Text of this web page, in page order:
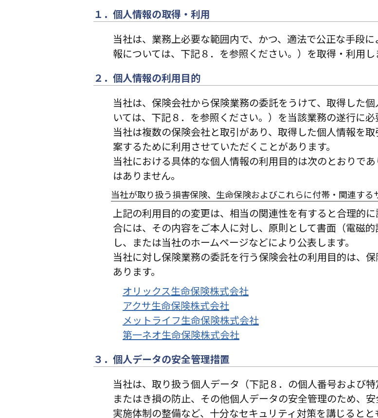
１．個人情報の取得・利用
当社は、業務上必要な範囲内で、かつ、適法で公正な手段
報については、下記８．を参照ください。）を取得・利用し
２．個人情報の利用目的
当社は、保険会社から保険業務の委託をうけて、取得した
いては、下記８．を参照ください。）を当該業務の遂行に必
当社は複数の保険会社と取引があり、取得した個人情報を
案するために利用させていただくことがあります。
当社における具体的な個人情報の利用目的は次のとおりで
はありません。
当社が取り扱う損害保険、生命保険およびこれらに付帯・関連する
上記の利用目的の変更は、相当の関連性を有すると合理的
合には、その内容をご本人に対し、原則として書面（電磁
し、または当社のホームページなどにより公表します。
当社に対し保険業務の委託を行う保険会社の利用目的は、
あります。
オリックス生命保険株式会社
アクサ生命保険株式会社
メットライフ生命保険株式会社
第一ネオ生命保険株式会社
３．個人データの安全管理措置
当社は、取り扱う個人データ（下記８．の個人番号および
またはき損の防止、その他個人データの安全管理のため、
実施体制の整備など、十分なセキュリティ対策を講じると